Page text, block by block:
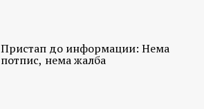
Пристап до информации: Нема
потпис, нема жалба